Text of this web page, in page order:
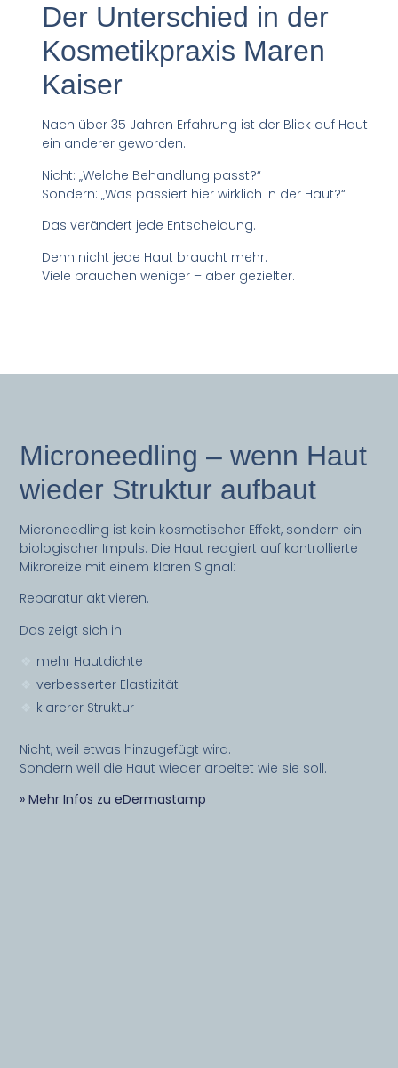
Der Unterschied in der
Kosmetikpraxis Maren
Kaiser
Nach über 35 Jahren Erfahrung ist der Blick auf Haut
ein anderer geworden.
Nicht: „Welche Behandlung passt?“
Sondern: „Was passiert hier wirklich in der Haut?“
Das verändert jede Entscheidung.
Denn nicht jede Haut braucht mehr.
Viele brauchen weniger – aber gezielter.
Microneedling – wenn Haut
wieder Struktur aufbaut
Microneedling ist kein kosmetischer Effekt, sondern ein
biologischer Impuls. Die Haut reagiert auf kontrollierte
Mikroreize mit einem klaren Signal:
Reparatur aktivieren.
Das zeigt sich in:
mehr Hautdichte
verbesserter Elastizität
klarerer Struktur
Nicht, weil etwas hinzugefügt wird.
Sondern weil die Haut wieder arbeitet wie sie soll.
» Mehr Infos zu eDermastamp